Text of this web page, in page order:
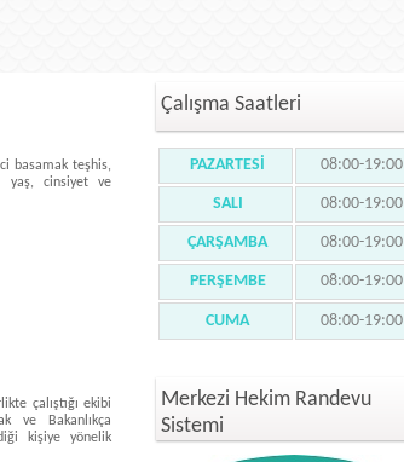
basamak teşhis,
yaş, cinsiyet ve
çalıştığı ekibi
ve Bakanlıkça
kişiye yönelik
Çalışma Saatleri
PAZARTESİ 08:00-19:00
SALI 08:00-19:00
ÇARŞAMBA 08:00-19:00
PERŞEMBE 08:00-19:00
CUMA 08:00-19:00
Merkezi Hekim Randevu
Sistemi